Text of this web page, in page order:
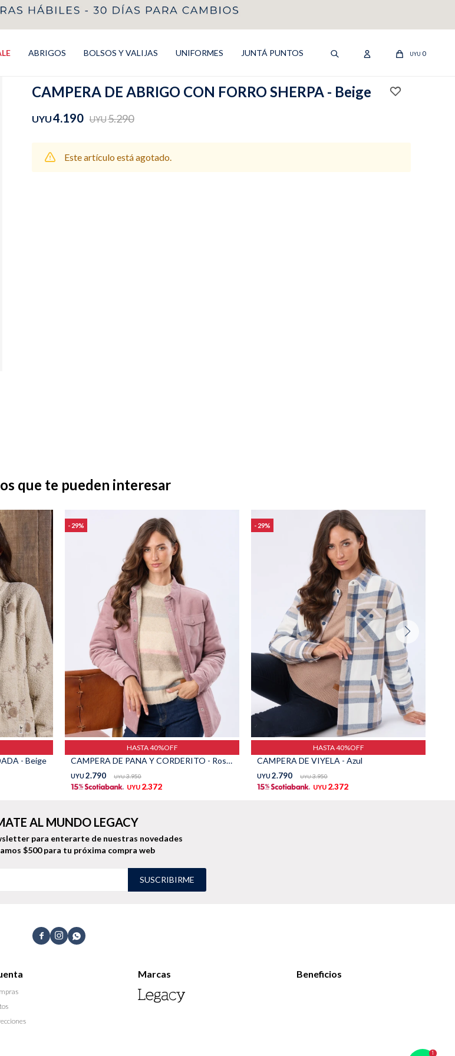
ABRIGOS BOLSOS Y VALIJAS UNIFORMES JUNTÁ PUNTOS UYU 0
CAMPERA DE ABRIGO CON FORRO SHERPA - Beige
UYU4.190 UYU5.290
Este artículo está agotado.
que te pueden interesar
- Beige
29
HASTA 40%OFF
CAMPERA DE PANA Y CORDERITO - Rosado
UYU 2.790 UYU 3.950
UYU 2.372
29
HASTA 40%OFF
CAMPERA DE VIYELA - Azul
UYU 2.790 UYU 3.950
UYU 2.372
  
Marcas Beneficios
AL MUNDO LEGACY
para enterarte de nuestras novedades
$500 para tu próxima compra web
SUSCRIBIRME